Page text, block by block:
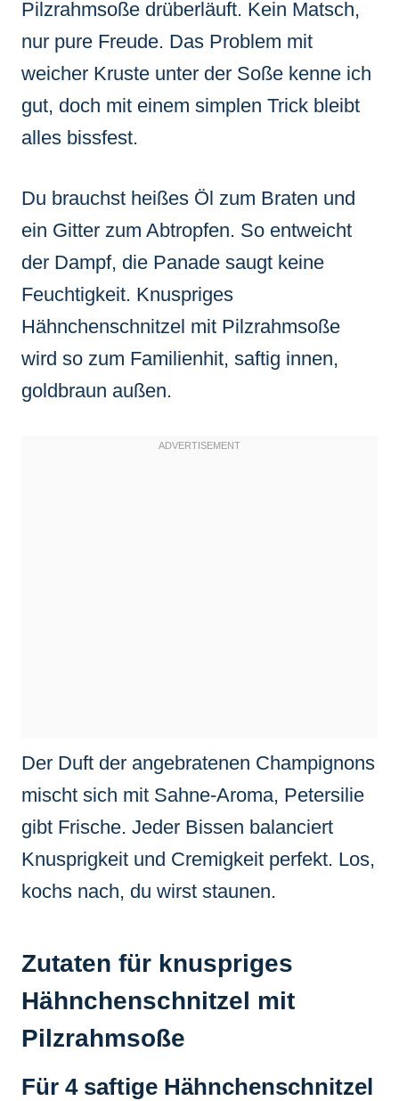
Pilzrahmsoße drüberläuft. Kein Matsch,
nur pure Freude. Das Problem mit
weicher Kruste unter der Soße kenne ich
gut, doch mit einem simplen Trick bleibt
alles bissfest.
Du brauchst heißes Öl zum Braten und
ein Gitter zum Abtropfen. So entweicht
der Dampf, die Panade saugt keine
Feuchtigkeit. Knuspriges
Hähnchenschnitzel mit Pilzrahmsoße
wird so zum Familienhit, saftig innen,
goldbraun außen.
Der Duft der angebratenen Champignons
mischt sich mit Sahne-Aroma, Petersilie
gibt Frische. Jeder Bissen balanciert
Knusprigkeit und Cremigkeit perfekt. Los,
kochs nach, du wirst staunen.
Zutaten für knuspriges
Hähnchenschnitzel mit
Pilzrahmsoße
Für 4 saftige Hähnchenschnitzel